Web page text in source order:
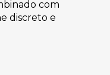
com
discreto e